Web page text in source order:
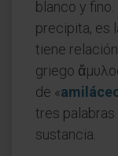
blanco y
precipita, es
tiene
griego
de «
tres palabras
sustancia.